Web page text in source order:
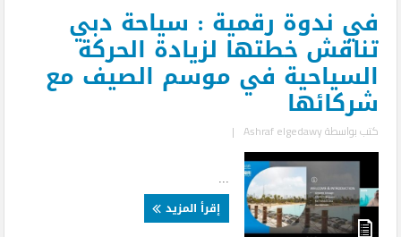
في ندوة رقمية : سياحة دبي
تناقش خطتها لزيادة الحركة
السياحية في موسم الصيف مع
شركائها
كتب بواسطةAshraf elgedawy
|
إقرأ المزيد